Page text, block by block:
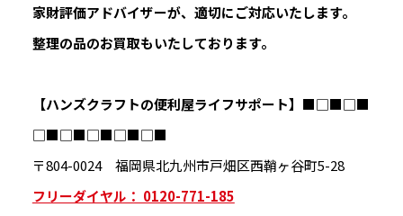
家財評価アドバイザーが、適切にご対応いたします。
整理の品のお買取もいたしております。
【ハンズクラフトの便利屋ライフサポート】 ■□■□■
□■□■□■□■□■
〒804-0024 福岡県北九州市戸畑区西鞘ヶ谷町5-28
フリーダイヤル： 0120-771-185